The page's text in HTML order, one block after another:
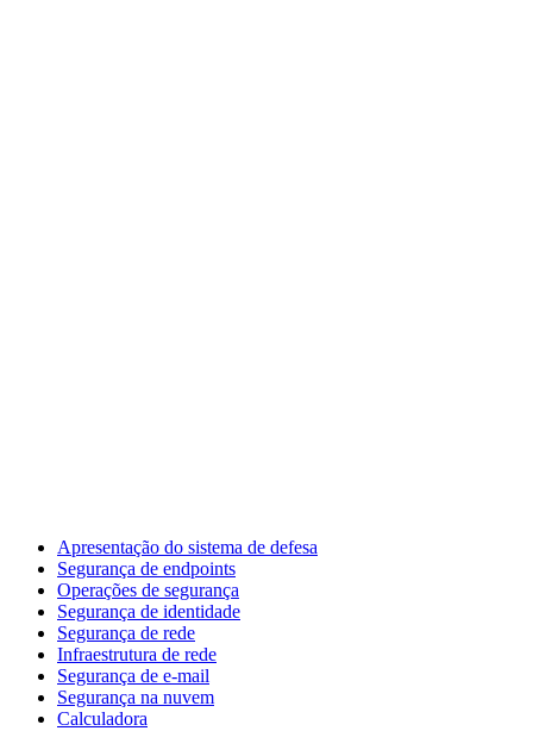
Apresentação do sistema de defesa
Segurança de endpoints
Operações de segurança
Segurança de identidade
Segurança de rede
Infraestrutura de rede
Segurança de e-mail
Segurança na nuvem
Calculadora